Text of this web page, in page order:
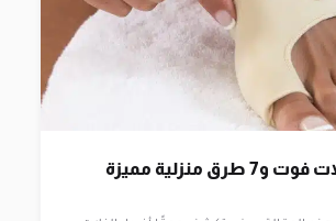
ما هي أضرار الفلات فوت و7 طرق منزلية مميزة